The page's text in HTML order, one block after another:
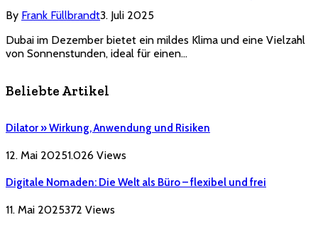
By Frank Füllbrandt3. Juli 2025
Dubai im Dezember bietet ein mildes Klima und eine Vielzahl
von Sonnenstunden, ideal für einen…
Beliebte Artikel
Dilator » Wirkung, Anwendung und Risiken
12. Mai 20251.026 Views
Digitale Nomaden: Die Welt als Büro – flexibel und frei
11. Mai 2025372 Views